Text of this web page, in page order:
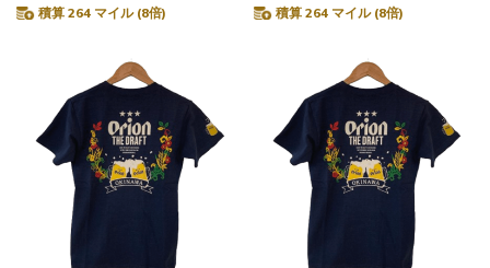
積算 264 マイル (8倍) 積算 264 マイル (8倍)